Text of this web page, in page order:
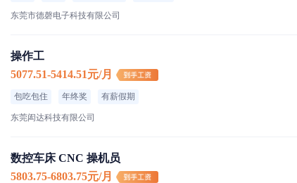
东莞市德磬电子科技有限公司
操作工
5077.51-5414.51元/月
包吃包住 年终奖 有薪假期
东莞闳达科技有限公司
数控车床 CNC 操机员
5803.75-6803.75元/月